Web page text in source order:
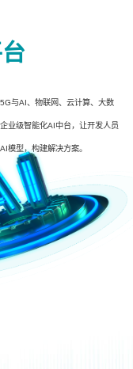
与AI、物联网、云计算、大数
业级智能化AI中台，让开发人员
模型，构建解决方案。